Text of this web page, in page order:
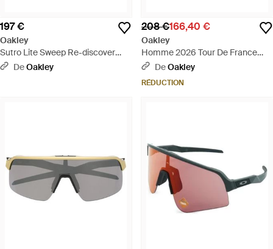
197 €
Oakley
Sutro Lite Sweep Re-discover
Collection Sunglasses - Noir
DeOakley
208 €166,40 €
Oakley
Homme 2026 Tour De France
Sutro Lite Sweep Lunettes De
Soleil - Violet
DeOakley
RÉDUCTION